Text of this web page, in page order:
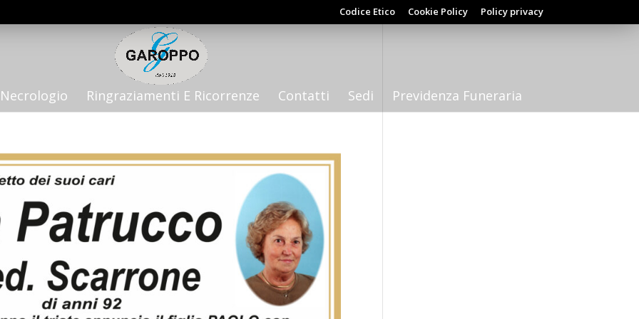
Codice Etico Cookie Policy Policy privacy
Necrologio Ringraziamenti E Ricorrenze Contatti Sedi Previdenza Funeraria